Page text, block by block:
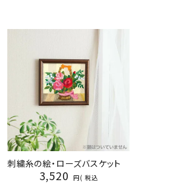
刺繍糸の絵・ローズバスケット
3,520 税込